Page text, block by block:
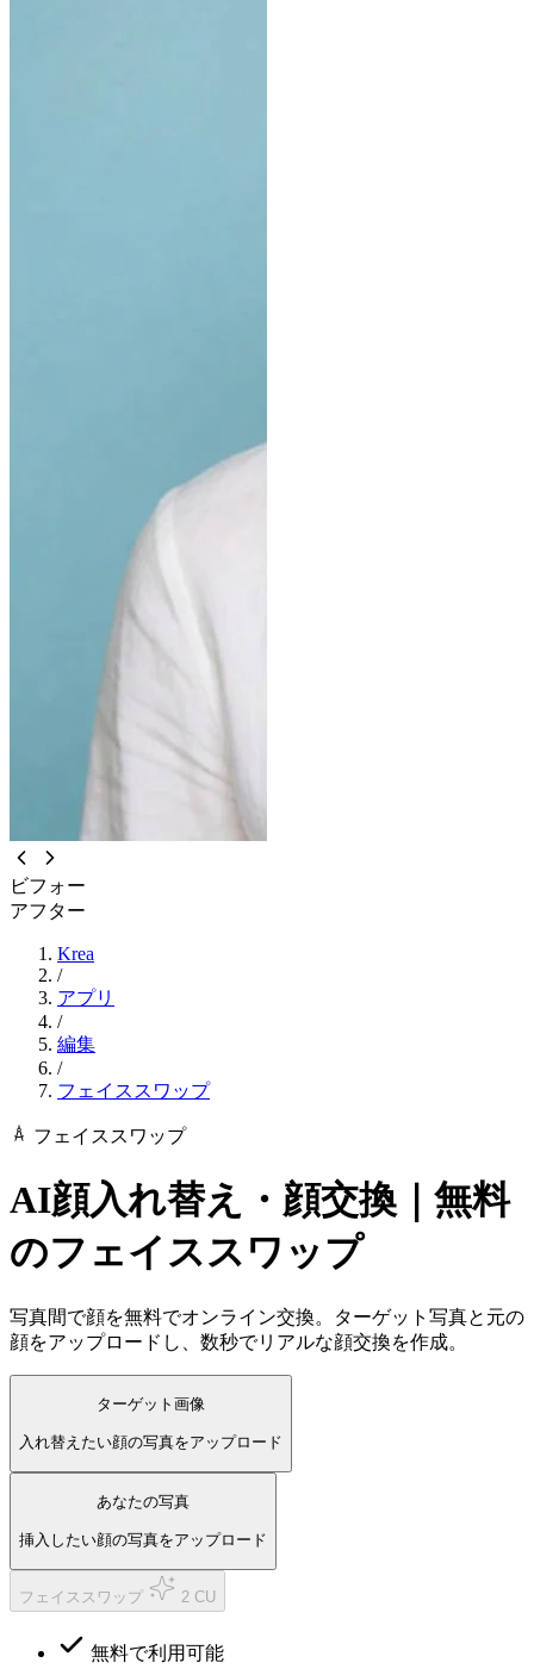
ビフォー
アフター
Krea
/
アプリ
/
編集
/
フェイススワップ
フェイススワップ
AI顔入れ替え・顔交換｜無料
のフェイススワップ
写真間で顔を無料でオンライン交換。ターゲット写真と元の
顔をアップロードし、数秒でリアルな顔交換を作成。
ターゲット画像
入れ替えたい顔の写真をアップロード
あなたの写真
挿入したい顔の写真をアップロード
フェイススワップ 2 CU
無料で利用可能